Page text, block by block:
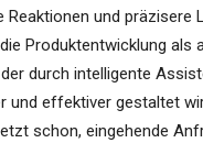
Reaktionen und präzisere
Produktentwicklung als
durch intelligente
und effektiver gestaltet
schon, eingehende